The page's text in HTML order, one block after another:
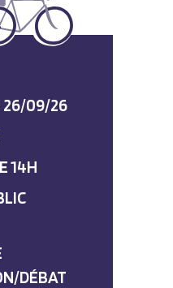
26/09/26
14H
DÉBAT